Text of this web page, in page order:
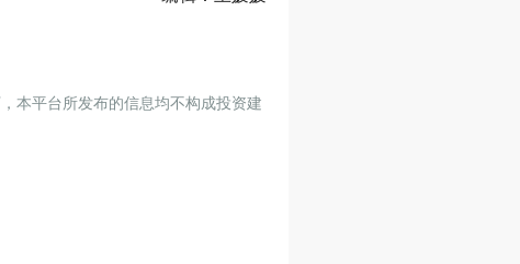
本平台所发布的信息均不构成投资建